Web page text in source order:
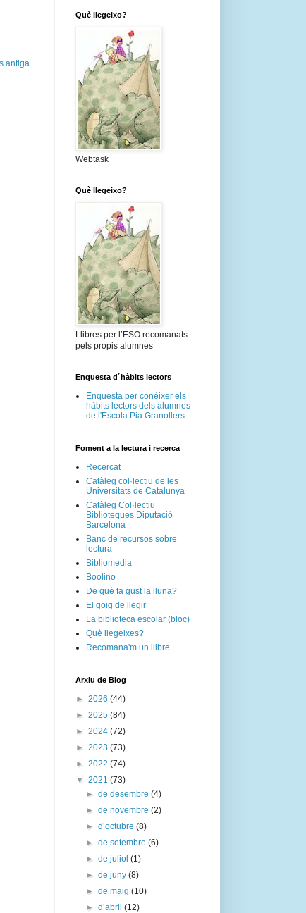
antiga
Què llegeixo?
Webtask
Què llegeixo?
Llibres per l’ESO recomanats
pels propis alumnes
Enquesta d´hàbits lectors
Enquesta per conèixer els
hàbits lectors dels alumnes
de l'Escola Pia Granollers
Foment a la lectura i recerca
Recercat
Catàleg col·lectiu de les
Universitats de Catalunya
Catàleg Col·lectiu
Biblioteques Diputació
Barcelona
Banc de recursos sobre
lectura
Bibliomedia
Boolino
De què fa gust la lluna?
El goig de llegir
La biblioteca escolar (bloc)
Què llegeixes?
Recomana'm un llibre
Arxiu de Blog
► 2026 (44)
► 2025 (84)
► 2024 (72)
► 2023 (73)
► 2022 (74)
▼ 2021 (73)
►de desembre(4)
►de novembre(2)
►d’octubre(8)
►de setembre(6)
►de juliol(1)
►de juny(8)
►de maig(10)
►d’abril(12)